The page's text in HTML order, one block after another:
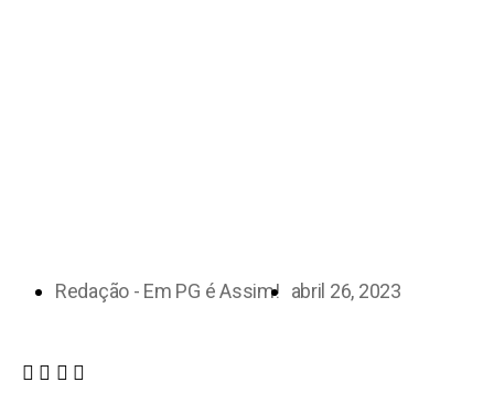
Redação - Em PG é Assim! abril 26, 2023